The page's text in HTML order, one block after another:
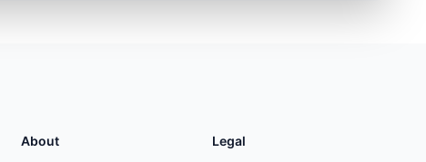
About Legal